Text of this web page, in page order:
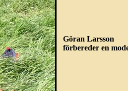
Göran Larsson
förbereder en